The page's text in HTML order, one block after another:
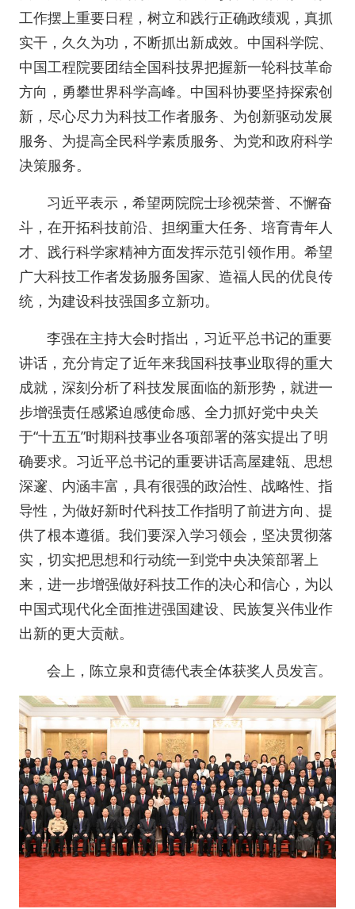
工作摆上重要日程，树立和践行正确政绩观，真抓
实干，久久为功，不断抓出新成效。中国科学院、
中国工程院要团结全国科技界把握新一轮科技革命
方向，勇攀世界科学高峰。中国科协要坚持探索创
新，尽心尽力为科技工作者服务、为创新驱动发展
服务、为提高全民科学素质服务、为党和政府科学
决策服务。
习近平表示，希望两院院士珍视荣誉、不懈奋
斗，在开拓科技前沿、担纲重大任务、培育青年人
才、践行科学家精神方面发挥示范引领作用。希望
广大科技工作者发扬服务国家、造福人民的优良传
统，为建设科技强国多立新功。
李强在主持大会时指出，习近平总书记的重要
讲话，充分肯定了近年来我国科技事业取得的重大
成就，深刻分析了科技发展面临的新形势，就进一
步增强责任感紧迫感使命感、全力抓好党中央关
于“十五五”时期科技事业各项部署的落实提出了明
确要求。习近平总书记的重要讲话高屋建瓴、思想
深邃、内涵丰富，具有很强的政治性、战略性、指
导性，为做好新时代科技工作指明了前进方向、提
供了根本遵循。我们要深入学习领会，坚决贯彻落
实，切实把思想和行动统一到党中央决策部署上
来，进一步增强做好科技工作的决心和信心，为以
中国式现代化全面推进强国建设、民族复兴伟业作
出新的更大贡献。
会上，陈立泉和贲德代表全体获奖人员发言。